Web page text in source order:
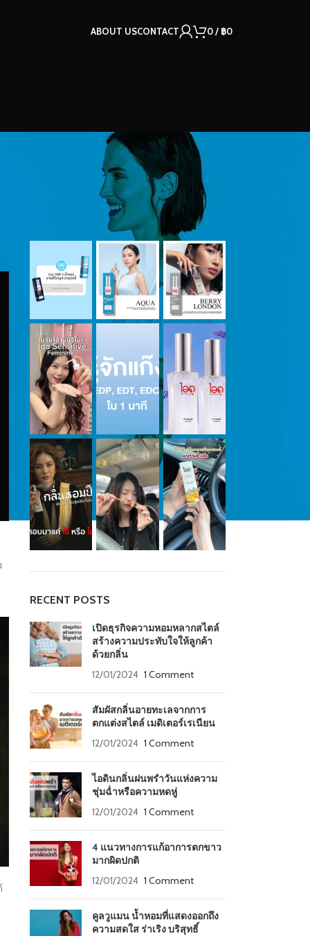
ABOUT USCONTACT 0/ ฿0
OUR INSTAGRAM
RECENT POSTS
เปิดธุรกิจความหอมหลากสไตล์
สร้างความประทับใจให้ลูกค้า
ด้วยกลิ่น
12/01/2024 1 Comment
สัมผัสกลิ่นอายทะเลจากการ
ตกแต่งสไตล์ เมดิเตอร์เรเนียน
12/01/2024 1 Comment
ไอดินกลิ่นฝนพรำวันแห่งความ
ชุ่มฉ่ำหรือความหดหู่
12/01/2024 1 Comment
4 แนวทางการแก้อาการตกขาว
มากผิดปกติ
12/01/2024 1 Comment
คูลวูแมน น้ำหอมที่แสดงออกถึง
ความสดใส ร่าเริง บริสุทธิ์